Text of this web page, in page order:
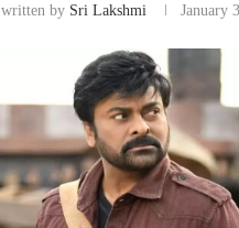
written by Sri Lakshmi January